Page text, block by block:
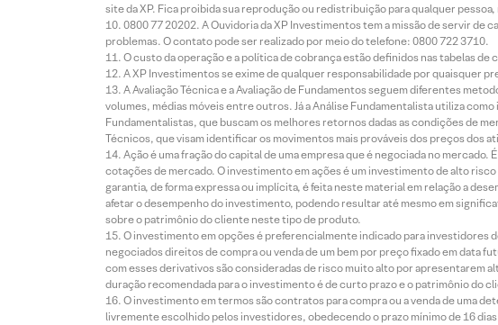
site da XP. Fica proibida sua reprodução ou redistribuição para qualquer
0800 77 20202. A Ouvidoria da XP Investimentos tem a missão de servir de
problemas. O contato pode ser realizado por meio do telefone: 0800 722 3710.
O custo da operação e a política de cobrança estão definidos nas tabelas
A XP Investimentos se exime de qualquer responsabilidade por quaisquer
A Avaliação Técnica e a Avaliação de Fundamentos seguem diferentes
volumes, médias móveis entre outros. Já a Análise Fundamentalista utiliza
Fundamentalistas, que buscam os melhores retornos dadas as condições de
Técnicos, que visam identificar os movimentos mais prováveis dos preços dos
Ação é uma fração do capital de uma empresa que é negociada no
cotações de mercado. O investimento em ações é um investimento de alto
garantia, de forma expressa ou implícita, é feita neste material em relação a
afetar o desempenho do investimento, podendo resultar até mesmo em
sobre o patrimônio do cliente neste tipo de produto.
O investimento em opções é preferencialmente indicado para investidores
negociados direitos de compra ou venda de um bem por preço fixado em data
com esses derivativos são consideradas de risco muito alto por apresentarem
duração recomendada para o investimento é de curto prazo e o patrimônio do
O investimento em termos são contratos para compra ou a venda de uma
livremente escolhido pelos investidores, obedecendo o prazo mínimo de 16